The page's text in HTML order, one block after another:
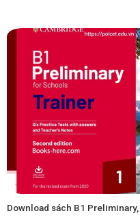
Download sách B1